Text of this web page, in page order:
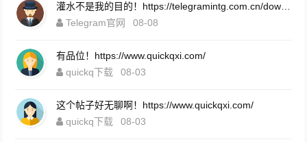
灌水不是我的目的！https://telegramintg.com.cn/download.html
Telegram官网
08-08
有品位！https://www.quickqxi.com/
quickq下载
08-03
这个帖子好无聊啊！https://www.quickqxi.com/
quickq下载
08-03